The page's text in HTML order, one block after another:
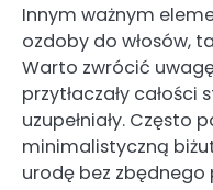
Innym ważnym
ozdoby do włosów,
Warto zwrócić
przytłaczały całości
uzupełniały. Często
minimalistyczną
urodę bez